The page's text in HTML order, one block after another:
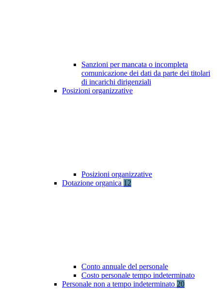
Sanzioni per mancata o incompleta
comunicazione dei dati da parte dei titolari
di incarichi dirigenziali
Posizioni organizzative
Posizioni organizzative
Dotazione organica 12
Conto annuale del personale
Costo personale tempo indeterminato
Personale non a tempo indeterminato 20